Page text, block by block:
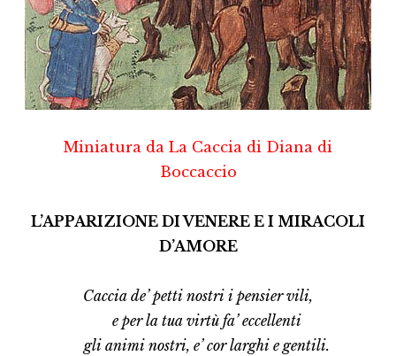
Miniatura da La Caccia di Diana di
Boccaccio
L’APPARIZIONE DI VENERE E I MIRACOLI
D’AMORE
Caccia de’ petti nostri i pensier vili,
e per la tua virtù fa’ eccellenti
gli animi nostri, e’ cor larghi e gentili.